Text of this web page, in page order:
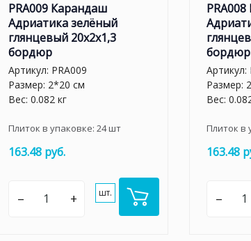
PRA009 Карандаш
Адриатика зелёный
глянцевый 20x2x1,3
бордюр
Артикул: PRA009
Размер: 2*20 см
Вес: 0.082 кг
Плиток в упаковке: 24шт
163.48 руб.
– + шт.
бордюр
Артикул:
Размер:
Вес:
Плиток в
163.48
–